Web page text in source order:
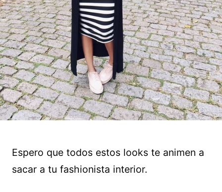
Espero que todos estos looks te animen a
sacar a tu fashionista interior.